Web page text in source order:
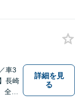
車3
長崎
国
詳細を見
る